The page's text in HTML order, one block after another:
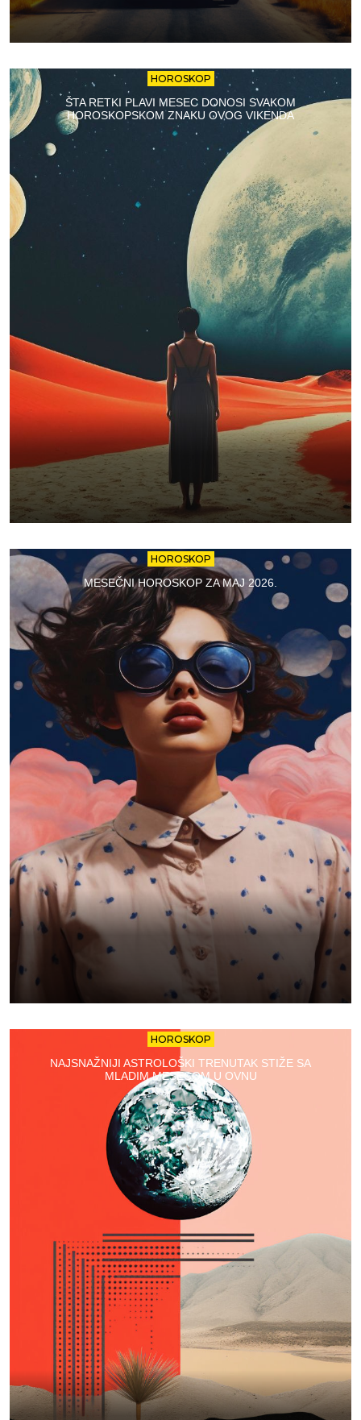
HOROSKOP
ŠTA RETKI PLAVI MESEC DONOSI SVAKOM
HOROSKOPSKOM ZNAKU OVOG VIKENDA
HOROSKOP
MESEČNI HOROSKOP ZA MAJ 2026.
HOROSKOP
NAJSNAŽNIJI ASTROLOŠKI TRENUTAK STIŽE SA
MLADIM MESECOM U OVNU